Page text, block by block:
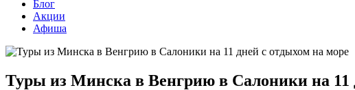
Блог
Акции
Афиша
Туры из Минска в Венгрию в Салоники на 11